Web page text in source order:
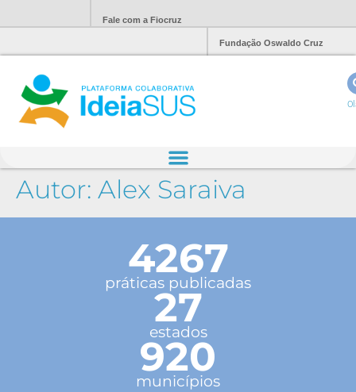
Fale com a Fiocruz
Fundação Oswaldo Cruz
Autor: Alex Saraiva
4267
práticas publicadas
27
estados
920
municípios